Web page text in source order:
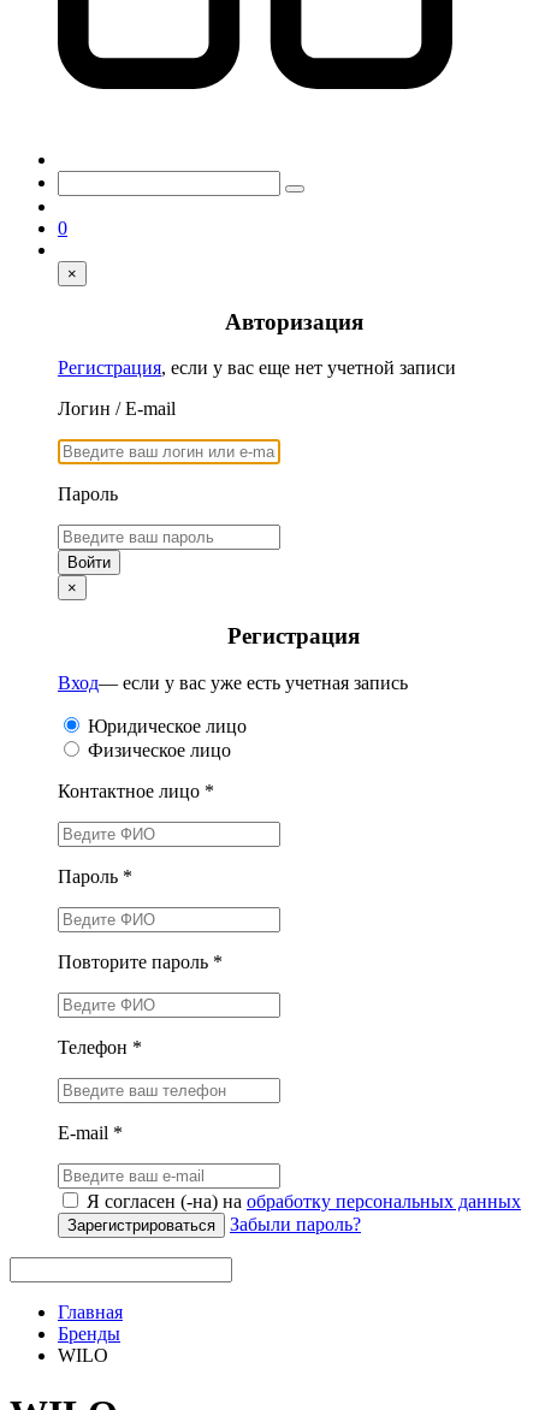
0
×
Авторизация
Регистрация, если у вас еще нет учетной записи
Логин / E-mail
Пароль
×
Регистрация
Вход— если у вас уже есть учетная запись
Юридическое лицо
Физическое лицо
Контактное лицо *
Пароль *
Повторите пароль *
Телефон *
E-mail *
Я согласен (-на) на обработку персональных данных
Зарегистрироваться Забыли пароль?
Главная
Бренды
WILO